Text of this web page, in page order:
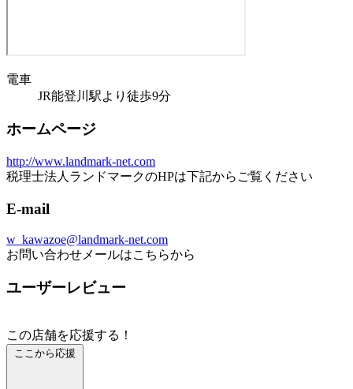
電車
JR能登川駅より徒歩9分
ホームページ
http://www.landmark-net.com
税理士法人ランドマークのHPは下記からご覧ください
E-mail
w_kawazoe@landmark-net.com
お問い合わせメールはこちらから
ユーザーレビュー
この店舗を応援する！
ここから応援